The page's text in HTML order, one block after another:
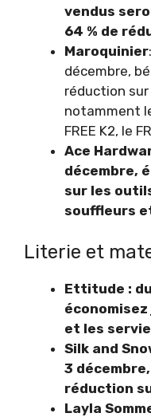
vendus
64 % de
Maroquinier
décembre,
réduction
notamment le
FREE K2, le
Ace
décembre,
sur les
souffleurs
Literie et
Ettitude :
économisez
et les
Silk and
3
réduction
Layla